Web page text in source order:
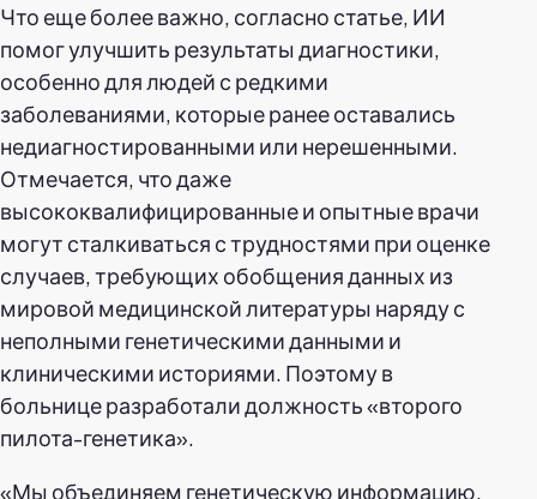
Что еще более важно, согласно статье, ИИ
помог улучшить результаты диагностики,
особенно для людей с редкими
заболеваниями, которые ранее оставались
недиагностированными или нерешенными.
Отмечается, что даже
высококвалифицированные и опытные врачи
могут сталкиваться с трудностями при оценке
случаев, требующих обобщения данных из
мировой медицинской литературы наряду с
неполными генетическими данными и
клиническими историями. Поэтому в
больнице разработали должность «второго
пилота-генетика».
«Мы объединяем генетическую информацию,